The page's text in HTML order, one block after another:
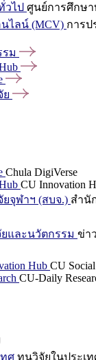
วไป ศูนย์การศึกษา
ไลน์ (MCV) การป
รม
ย
Chula DigiVerse
CU Innovation
จุฬาฯ (สบจ.) สำนั
และนวัตกรรม ข่า
Hub CU
CU-Daily
ศ ทุนวิจัยในประเ